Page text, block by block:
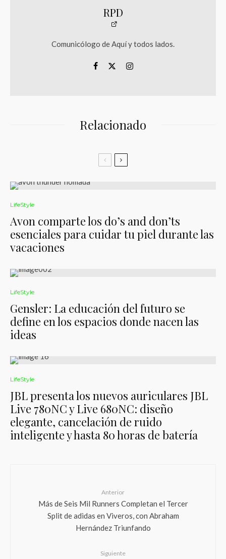
RPD
Comunicólogo de Aquí y todos lados.
Relacionado
LifeStyle
Avon comparte los do’s and don’ts
esenciales para cuidar tu piel durante las
vacaciones
LifeStyle
Gensler: La educación del futuro se
define en los espacios donde nacen las
ideas
LifeStyle
JBL presenta los nuevos auriculares JBL
Live 780NC y Live 680NC: diseño
elegante, cancelación de ruido
inteligente y hasta 80 horas de batería
Anterior
Más de Seis Mil Runners Completan el Tercer
Split de adidas en Viveros, con Abraham
Hernández Triunfando
Siguiente